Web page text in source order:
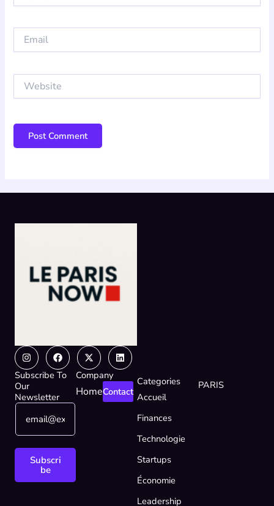
Email
Website
InstagramFacebook
X-
twitter
Linkedin
Subscribe To
Our
Newsletter
E
a
i
m
E
a
Subscri
be
Company
HomeContact
Categories
Accueil
Finances
Technologie
Startups
Économie
Leadership
PARIS